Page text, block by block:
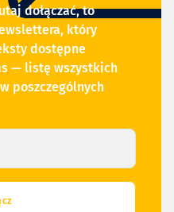
dołączać, to
który
dostępne
— listę wszystkich
poszczególnych